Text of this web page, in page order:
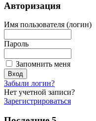
Авторизация
Имя пользователя (логин)
Пароль
Запомнить меня
Забыли логин?
Нет учетной записи?
Зарегистрироваться